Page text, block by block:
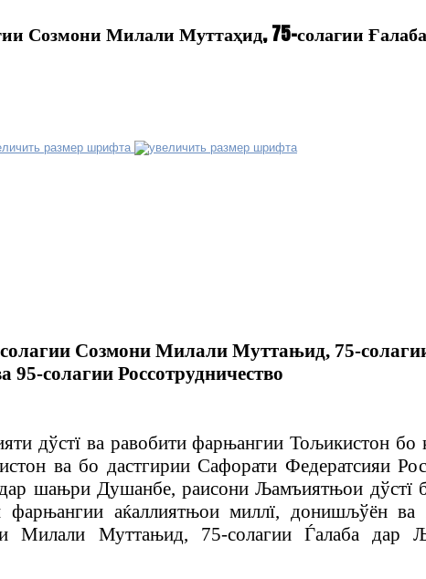
Созмони Милали Муттаҳид, 75-солагии
размер шрифта
Созмони Милали Муттањид, 75-
95-солагии Россотрудничество
дўстї ва равобити фарњангии Тољикистон
ва бо дастгирии Сафорати Федератсияи
шањри Душанбе, раисони Љамъиятњои
фарњангии аќаллиятњои миллї, донишљўён
Милали Муттањид, 75-солагии Ѓалаба дар